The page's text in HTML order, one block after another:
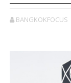
BANGKOKFOCUS